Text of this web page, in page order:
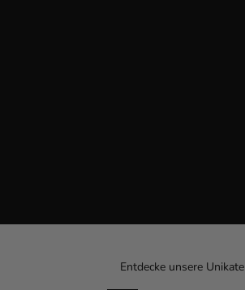
Entdecke unsere Unikate